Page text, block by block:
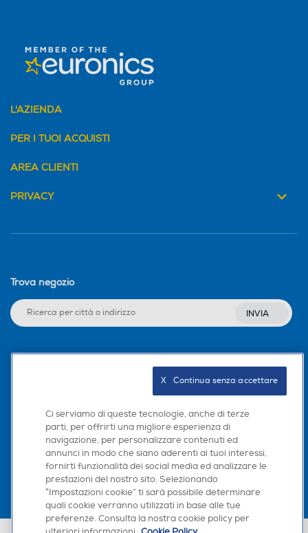
L'AZIENDA
PER I TUOI ACQUISTI
AREA CLIENTI
PRIVACY
Trova negozio
INVIA
Scarica la nostra app
Ci serviamo di queste tecnologie, anche di terze
parti, per offrirti una migliore esperienza di
navigazione, per personalizzare contenuti ed
annunci in modo che siano aderenti ai tuoi interessi,
fornirti funzionalità dei social media ed analizzare le
prestazioni del nostro sito. Selezionando
“Impostazioni cookie” ti sarà possibile determinare
quali cookie verranno utilizzati in base alle tue
preferenze. Consulta la nostra cookie policy per
X   Continua senza accettare